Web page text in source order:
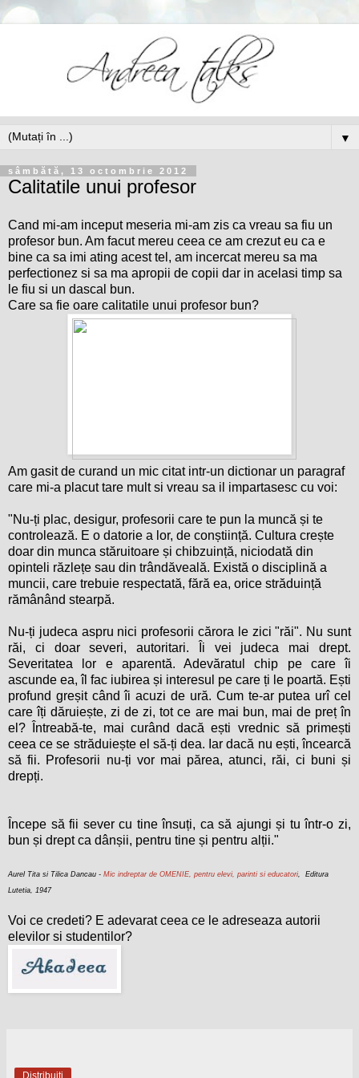
▼
sâmbătă, 13 octombrie 2012
Calitatile unui profesor
Cand mi-am inceput meseria mi-am zis ca vreau sa fiu un
profesor bun. Am facut mereu ceea ce am crezut eu ca e
bine ca sa imi ating acest tel, am incercat mereu sa ma
perfectionez si sa ma apropii de copii dar in acelasi timp sa
le fiu si un dascal bun.
Care sa fie oare calitatile unui profesor bun?
Am gasit de curand un mic citat intr-un dictionar un paragraf
care mi-a placut tare mult si vreau sa il impartasesc cu voi:
"Nu-ți plac, desigur, profesorii care te pun la muncă și te
controlează. E o datorie a lor, de conștiință. Cultura crește
doar din munca stăruitoare și chibzuință, niciodată din
opinteli răzlețe sau din trândăveală. Există o disciplină a
muncii, care trebuie respectată, fără ea, orice străduință
rămânând stearpă.
Nu-ți judeca aspru nici profesorii cărora le zici "răi". Nu sunt
răi, ci doar severi, autoritari. Îi vei judeca mai drept.
Severitatea lor e aparentă. Adevăratul chip pe care îi
ascunde ea, îl fac iubirea și interesul pe care ți le poartă. Ești
profund greșit când îi acuzi de ură. Cum te-ar putea urî cel
care îți dăruiește, zi de zi, tot ce are mai bun, mai de preț în
el? Întreabă-te, mai curând dacă ești vrednic să primești
ceea ce se străduiește el să-ți dea. Iar dacă nu ești, încearcă
să fii. Profesorii nu-ți vor mai părea, atunci, răi, ci buni și
drepți.
Începe să fii sever cu tine însuți, ca să ajungi și tu într-o zi,
bun și drept ca dânșii, pentru tine și pentru alții."
Aurel Tita si Tilica Dancau - Mic indreptar de OMENIE, pentru elevi, parinti si educatori, Editura
Lutetia, 1947
Voi ce credeti? E adevarat ceea ce le adreseaza autorii
elevilor si studentilor?
Distribuiți